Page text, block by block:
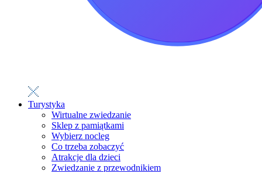
Turystyka
Wirtualne zwiedzanie
Sklep z pamiątkami
Wybierz nocleg
Co trzeba zobaczyć
Atrakcje dla dzieci
Zwiedzanie z przewodnikiem